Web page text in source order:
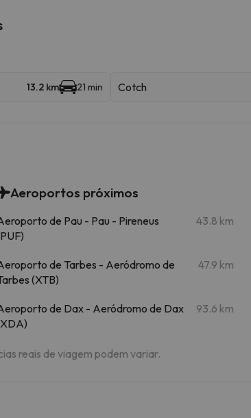
13.2 km 21 min Cotch
Aeroportos próximos
de Pau - Pau - Pireneus
43.8 km
de Tarbes - Aeródromo de
(XTB)
47.9 km
de Dax - Aeródromo de Dax
93.6 km
reais de viagem podem variar.